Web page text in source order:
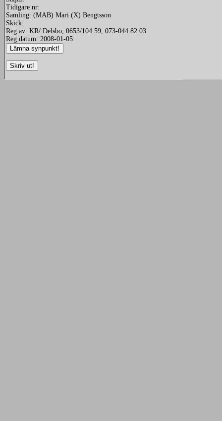
Tidigare nr:
Samling: (MAB) Mari (X) Bengtsson
Skick:
Reg av: KR/ Delsbo, 0653/104 59, 073-044 82 03
Reg datum: 2008-01-05